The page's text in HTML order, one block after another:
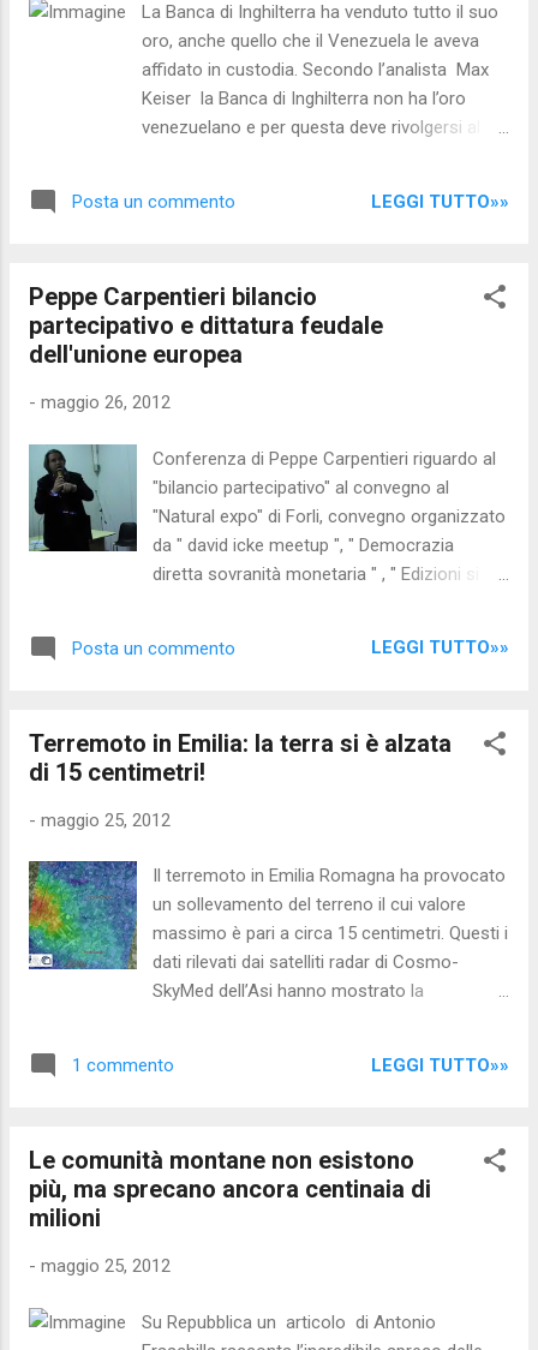
basta che li mettano in vendita ...... da quì la
Grecia l'Italia o la Spagna sono costrette a
stato...e come? Rastrellando con tasse
assurde nelle tasche dei propri cittadini
sangue (da cui l'intervento dei var...
La Banca di Inghilterra ha venduto tutto il suo
oro, anche quello che il Venezuela le aveva
affidato in custodia. Secondo l’analista Max
Keiser la Banca di Inghilterra non ha l’oro
venezuelano e per questa deve rivolgersi al
rimpatrio delle sue 211 tonnellate d’oro che
prestiti erogati dal Fondo Monetario
Internazionale ai governi di Jaime Lusinchi nel
1988 e di Carlos Andrés Pérez nel 1989. Il
vari anni, ma l’oro dato in garanzia rimane nei
Inghilterra, il 59,9% in Svizzera , l’11,3% negli
Stati Uniti, il 6,4% in Francia e lo l 0,8% a
Panamá; mentre solo il 3,7% delle sue riserve
d’oro si trovano nelle casseforti del Banco
Posta un commento LEGGI TUTTO»»
Peppe Carpentieri bilancio
partecipativo e dittatura feudale
dell'unione europea
- maggio 26, 2012
Conferenza di Peppe Carpentieri riguardo al
"bilancio partecipativo" al convegno al
"Natural expo" di Forli, convegno organizzato
da " david icke meetup ", " Democrazia
diretta sovranità monetaria " , " Edizioni si ", "
Facebook
Posta un commento LEGGI TUTTO»»
Terremoto in Emilia: la terra si è alzata
di 15 centimetri!
- maggio 25, 2012
Il terremoto in Emilia Romagna ha provocato
un sollevamento del terreno il cui valore
massimo è pari a circa 15 centimetri. Questi i
dati rilevati dai satelliti radar di Cosmo-
SkyMed dell’Asi hanno mostrato la
prime valutazioni sulla zona colpita.
primissime ore dopo il sisma, ha coinvolto
l’Asi Agenzia Spaziale Italiana, il Cnr-Irea
dell’ambiente e l’Ingv Istituto nazionale di
programmazione di nuove acquisizioni radar
1 commento LEGGI TUTTO»»
Le comunità montane non esistono
più, ma sprecano ancora centinaia di
milioni
- maggio 25, 2012
Su Repubblica un articolo di Antonio